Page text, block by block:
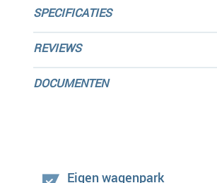
SPECIFICATIES
REVIEWS
DOCUMENTEN
Eigen wagenpark